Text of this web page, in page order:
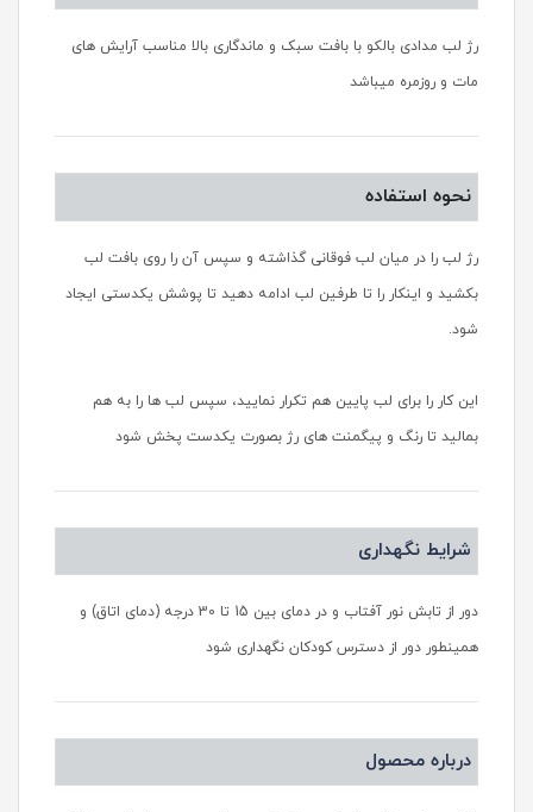
رژ لب مدادی بالکو با بافت سبک و ماندگاری بالا مناسب آرایش های
مات و روزمره میباشد
نحوه استفاده
رژ لب را در میان لب فوقانی گذاشته و سپس آن را روی بافت لب
بکشید و اینکار را تا طرفین لب ادامه دهید تا پوشش یکدستی ایجاد
شود.
این کار را برای لب پایین هم تکرار نمایید، سپس لب ها را به هم
بمالید تا رنگ و پیگمنت های رژ بصورت یکدست پخش شود
شرایط نگهداری
دور از تابش نور آفتاب و در دمای بین 15 تا 30 درجه (دمای اتاق) و
همینطور دور از دسترس کودکان نگهداری شود
درباره محصول